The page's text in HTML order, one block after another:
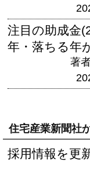
注目の助成金
年・落ちる年
著
住宅産業新聞社
採用情報を更